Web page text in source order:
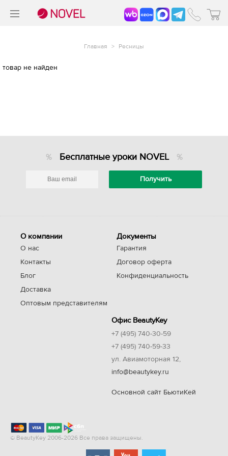
Главная > Ресницы
товар не найден
Бесплатные уроки NOVEL
О компании
О нас
Контакты
Блог
Доставка
Оптовым представителям
Документы
Гарантия
Договор оферта
Конфиденциальность
Офис BeautyKey
+7 (495) 740-30-59
+7 (495) 740-59-33
ул. Авиамоторная 12,
info@beautykey.ru
Основной сайт БьютиКей
© BeautyKey 2006-2026 Все права защищены.